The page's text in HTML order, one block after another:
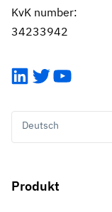
KvK number:
34233942
LinkedIn
TwitterYouTube
Deutsch
Produkt